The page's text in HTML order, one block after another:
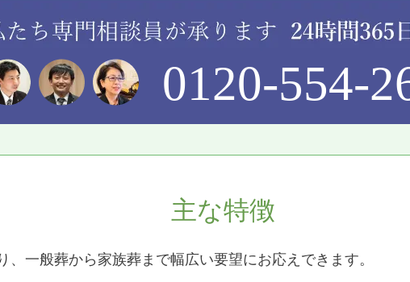
0120-554-
主な特徴
、一般葬から家族葬まで幅広い要望にお応えできます。